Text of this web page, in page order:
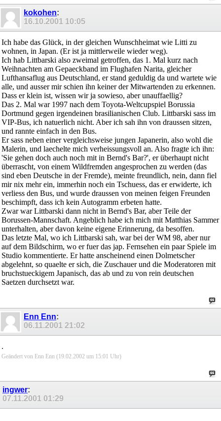
kokohen:
16.10.2001 10:05
Ich habe das Glück, in der gleichen Wunschheimat wie Litti zu
wohnen, in Japan. (Er ist ja mittlerweile wieder weg).
Ich hab Littbarski also zweimal getroffen, das 1. Mal kurz nach
Weihnachten am Gepaeckband im Flughafen Narita, gleicher
Lufthansaflug aus Deutschland, er stand geduldig da und wartete wie
alle, und ausser mir schien ihn keiner der Mitwartenden zu erkennen.
Dass er klein ist, wissen wir ja sowieso, aber unauffaellig?
Das 2. Mal war 1997 nach dem Toyota-Weltcupspiel Borussia
Dortmund gegen irgendeinen brasilianischen Club. Littbarski sass im
VIP-Bus, ich natuerlich nicht. Aber ich sah ihn von draussen sitzen,
und rannte einfach in den Bus.
Er sass neben einer vergleichsweise jungen Japanerin, also wohl die
Malerin, und laechelte mich verheissungsvoll an. Also fragte ich ihn:
'Sie gehen doch auch noch mit in Bernd's Bar?', er überhaupt nicht
überrascht, von einem Wildfremden angesprochen zu werden (das
sind eben Deutsche in der Fremde), meinte freundlich, nein, dann fiel
mir nix mehr ein, immerhin noch ein Tschuess, das er erwiderte, ich
verliess den Bus, und wurde draussen von meinen feigen Freunden
beschimpft, dass ich kein Autogramm erbeten hatte.
Zwar war Littbarski dann nicht in Bernd's Bar, aber Teile der
Borussen-Mannschaft. Angeblich habe ich mich mit Matthias Sammer
unterhalten, aber davon keine eigene Erinnerung, da besoffen.
Das letzte Mal, wo ich Littbarski sah, war bei der WM 98, aber nur
auf dem Bildschirm, wo er fuer das jap. Fernsehen ein paar Spiele im
Studio kommentierte. Er hatte anscheinend einen Dolmetscher
abgelehnt, so quaelte er sich, die Zuschauer und die Moderatoren mit
bruchstueckigem Japanisch, das ab und zu von rein deutschen
Saetzen durchsetzt war.
Enn Enn:
06.11.2001 21:02
.
Geändert von Enn Enn (19.02.2002 um 15:01 Uhr)
ingwer:
07.11.2001 01:29